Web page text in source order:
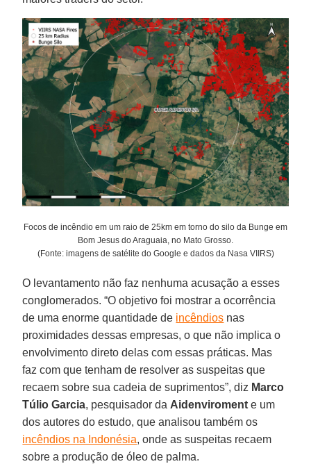
Focos de incêndio em um raio de 25km em torno do silo da Bunge em
Bom Jesus do Araguaia, no Mato Grosso.
(Fonte: imagens de satélite do Google e dados da Nasa VIIRS)
O levantamento não faz nenhuma acusação a esses
conglomerados. “O objetivo foi mostrar a ocorrência
de uma enorme quantidade de incêndios nas
proximidades dessas empresas, o que não implica o
envolvimento direto delas com essas práticas. Mas
faz com que tenham de resolver as suspeitas que
recaem sobre sua cadeia de suprimentos”, diz Marco
Túlio Garcia, pesquisador da Aidenviroment e um
dos autores do estudo, que analisou também os
incêndios na Indonésia, onde as suspeitas recaem
sobre a produção de óleo de palma.